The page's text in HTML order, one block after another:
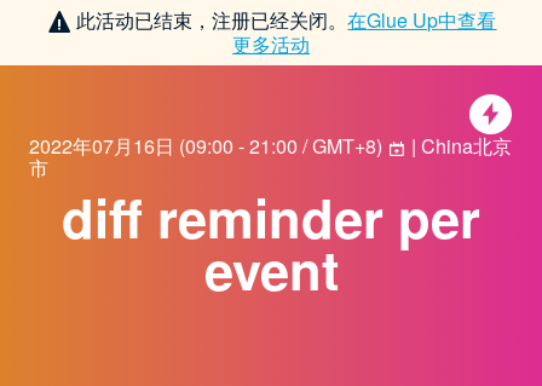
此活动已结束，注册已经关闭。在Glue Up中查看
更多活动
2022年07月16日 (09:00 - 21:00 / GMT+8) | China北京
市
diff reminder per
event